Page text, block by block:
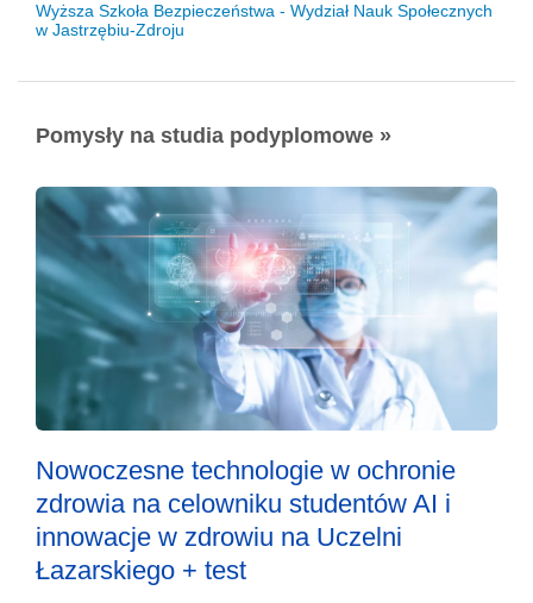
Wyższa Szkoła Bezpieczeństwa - Wydział Nauk Społecznych
w Jastrzębiu-Zdroju
Pomysły na studia podyplomowe »
Nowoczesne technologie w ochronie
zdrowia na celowniku studentów AI i
innowacje w zdrowiu na Uczelni
Łazarskiego + test